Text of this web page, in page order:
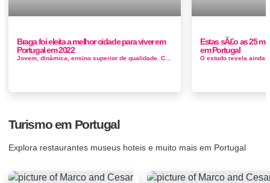
Braga foi eleita a melhor cidade para viver em
Portugal em 2022
Estas sÃ£o as 25
em Portugal
Turismo em Portugal
Explora restaurantes museus hoteis e muito mais em Portugal